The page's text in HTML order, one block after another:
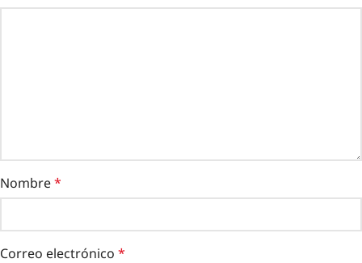
Nombre*
Correo electrónico *